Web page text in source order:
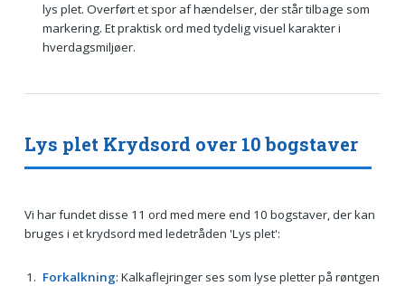
lys plet. Overført et spor af hændelser, der står tilbage som
markering. Et praktisk ord med tydelig visuel karakter i
hverdagsmiljøer.
Lys plet Krydsord over 10 bogstaver
Vi har fundet disse 11 ord med mere end 10 bogstaver, der kan
bruges i et krydsord med ledetråden 'Lys plet':
Forkalkning: Kalkaflejringer ses som lyse pletter på røntgen